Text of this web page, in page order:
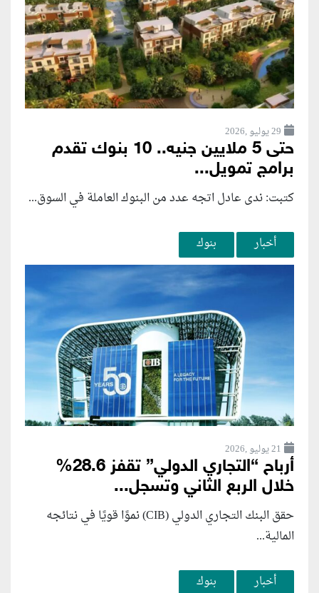
29 يوليو ,2026
حتى 5 ملايين جنيه.. 10 بنوك تقدم
برامج تمويل...
كتبت: ندى عادل اتجه عدد من البنوك العاملة في السوق...
أخبار بنوك
21 يوليو ,2026
أرباح “التجاري الدولي” تقفز 28.6%
خلال الربع الثاني وتسجل...
حقق البنك التجاري الدولي (CIB) نموًا قويًا في نتائجه
المالية...
أخبار بنوك